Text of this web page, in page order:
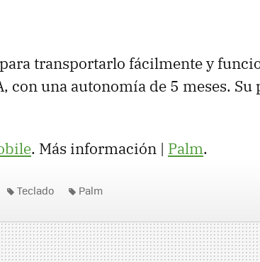
transportarlo fácilmente y
con una autonomía de 5 meses. Su
. Más información | Palm.
Teclado Palm